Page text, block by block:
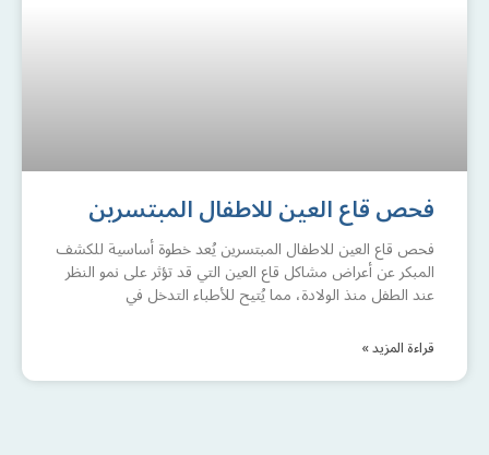
فحص قاع العين للاطفال المبتسرين
فحص قاع العين للاطفال المبتسرين يُعد خطوة أساسية للكشف
المبكر عن أعراض مشاكل قاع العين التي قد تؤثر على نمو النظر
عند الطفل منذ الولادة، مما يُتيح للأطباء التدخل في
قراءة المزيد »